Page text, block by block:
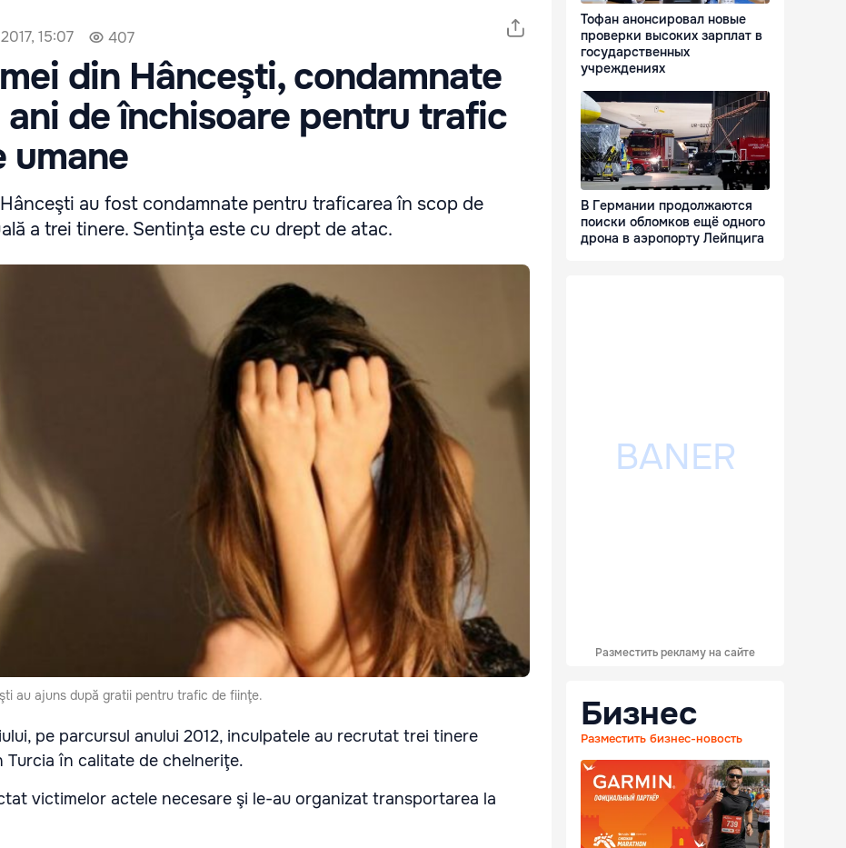
15:07 407
din Hânceşti, condamnate
ani de închisoare pentru trafic
umane
au fost condamnate pentru traficarea în scop de
a trei tinere. Sentinţa este cu drept de atac.
au ajuns după gratii pentru trafic de fiinţe.
pe parcursul anului 2012, inculpatele au recrutat trei tinere
Turcia în calitate de chelneriţe.
victimelor actele necesare şi le-au organizat transportarea la
Тофан анонсировал новые
проверки высоких зарплат в
государственных
учреждениях
В Германии продолжаются
поиски обломков ещё одного
дрона в аэропорту Лейпцига
Разместить рекламу на сайте
Бизнес
Разместить бизнес-новость